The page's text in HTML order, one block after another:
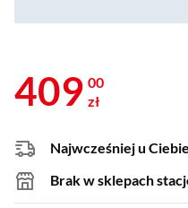
409 00
zł
Najwcześniej u
Brak w sklepach